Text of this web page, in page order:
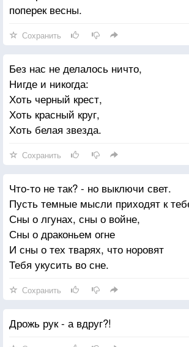
поперек весны.
Сохранить
Без нас не делалось ничто,
Нигде и никогда:
Хоть черный крест,
Хоть красный круг,
Хоть белая звезда.
Сохранить
Что-то не так? - но выключи свет.
Пусть темные мысли приходят к
Сны о лгунах, сны о войне,
Сны о драконьем огне
И сны о тех тварях, что норовят
Тебя укусить во сне.
Сохранить
Дрожь рук - а вдруг?!